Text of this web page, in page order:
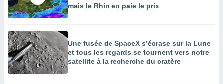
mais le Rhin en paie le prix
Une fusée de SpaceX s’écrase sur la Lune
et tous les regards se tournent vers notre
satellite à la recherche du cratère